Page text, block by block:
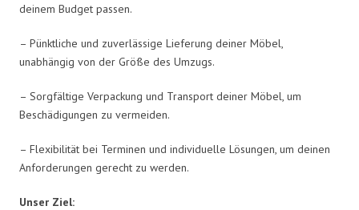
deinem Budget passen.
– Pünktliche und zuverlässige Lieferung deiner Möbel,
unabhängig von der Größe des Umzugs.
– Sorgfältige Verpackung und Transport deiner Möbel, um
Beschädigungen zu vermeiden.
– Flexibilität bei Terminen und individuelle Lösungen, um deinen
Anforderungen gerecht zu werden.
Unser Ziel: